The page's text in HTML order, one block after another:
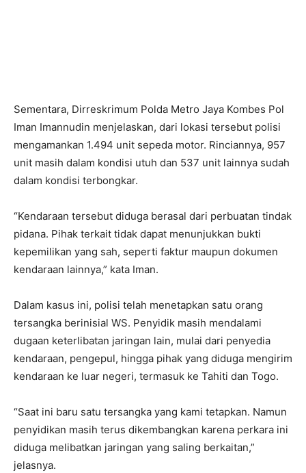
Sementara, Dirreskrimum Polda Metro Jaya Kombes Pol
Iman Imannudin menjelaskan, dari lokasi tersebut polisi
mengamankan 1.494 unit sepeda motor. Rinciannya, 957
unit masih dalam kondisi utuh dan 537 unit lainnya sudah
dalam kondisi terbongkar.
“Kendaraan tersebut diduga berasal dari perbuatan tindak
pidana. Pihak terkait tidak dapat menunjukkan bukti
kepemilikan yang sah, seperti faktur maupun dokumen
kendaraan lainnya,” kata Iman.
Dalam kasus ini, polisi telah menetapkan satu orang
tersangka berinisial WS. Penyidik masih mendalami
dugaan keterlibatan jaringan lain, mulai dari penyedia
kendaraan, pengepul, hingga pihak yang diduga mengirim
kendaraan ke luar negeri, termasuk ke Tahiti dan Togo.
“Saat ini baru satu tersangka yang kami tetapkan. Namun
penyidikan masih terus dikembangkan karena perkara ini
diduga melibatkan jaringan yang saling berkaitan,”
jelasnya.